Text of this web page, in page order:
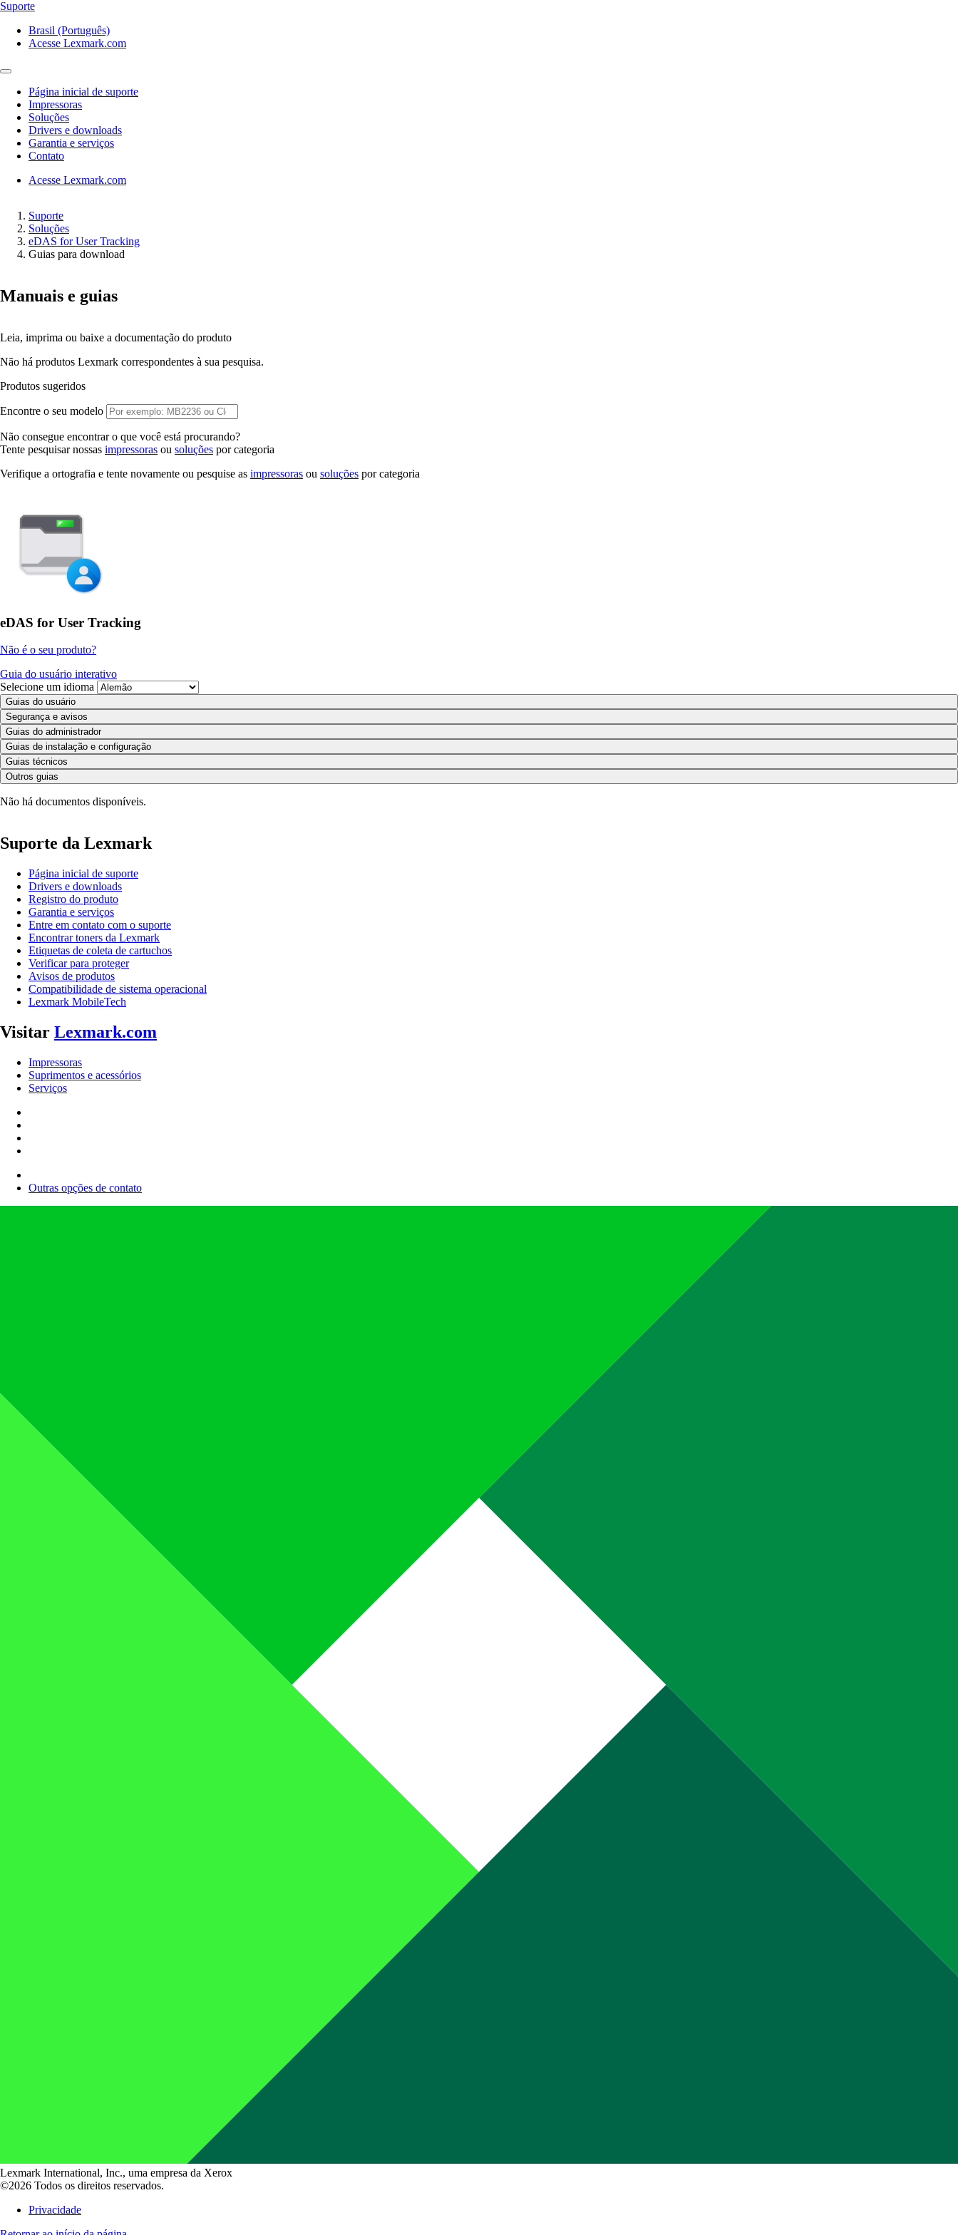
Suporte
Brasil (Português)
Acesse Lexmark.com
Página inicial de suporte
Impressoras
Soluções
Drivers e downloads
Garantia e serviços
Contato
Acesse Lexmark.com
Suporte
Soluções
eDAS for User Tracking
Guias para download
Manuais e guias
Leia, imprima ou baixe a documentação do produto
Não há produtos Lexmark correspondentes à sua pesquisa.
Produtos sugeridos
Encontre o seu modelo
Não consegue encontrar o que você está procurando?
Tente pesquisar nossas impressoras ou soluções por categoria
Verifique a ortografia e tente novamente ou pesquise as impressoras ou soluções por categoria
eDAS for User Tracking
Não é o seu produto?
Guia do usuário interativo
Selecione um idioma
Guias do usuário
Segurança e avisos
Guias do administrador
Guias de instalação e configuração
Guias técnicos
Outros guias
Não há documentos disponíveis.
Suporte da Lexmark
Página inicial de suporte
Drivers e downloads
Registro do produto
Garantia e serviços
Entre em contato com o suporte
Encontrar toners da Lexmark
Etiquetas de coleta de cartuchos
Verificar para proteger
Avisos de produtos
Compatibilidade de sistema operacional
Lexmark MobileTech
Visitar Lexmark.com
Impressoras
Suprimentos e acessórios
Serviços
Outras opções de contato
Lexmark International, Inc., uma empresa da Xerox
©2026 Todos os direitos reservados.
Privacidade